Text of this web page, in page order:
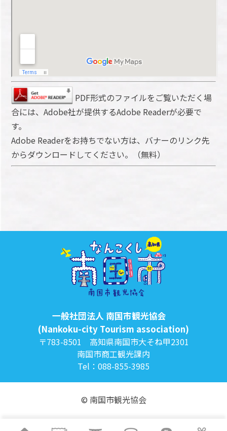
PDF形式のファイルをご覧いただく場
合には、Adobe社が提供するAdobe Readerが必要で
す。
Adobe Readerをお持ちでない方は、バナーのリンク先
からダウンロードしてください。（無料）
一般社団法人 南国市観光協会
(Nankoku-city Tourism association)
〒783-8501 高知県南国市大そね甲2301
南国市商工観光課内
Tel：088-855-3985
© 南国市観光協会